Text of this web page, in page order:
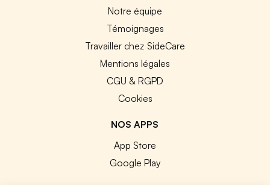
Notre équipe
Témoignages
Travailler chez SideCare
Mentions légales
CGU & RGPD
Cookies
NOS APPS
App Store
Google Play